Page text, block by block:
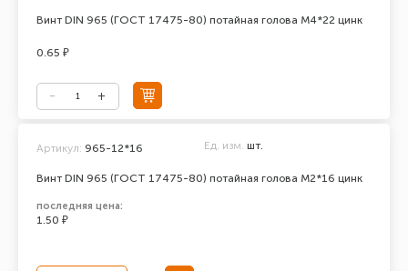
Винт DIN 965 (ГОСТ 17475-80) потайная голова М4*22 цинк
0.65 ₽
Винт DIN 965 (ГОСТ 17475-80) потайная голова М2*16 цинк
Артикул: 965-12*16 Ед. изм. шт.
последняя цена:
1.50 ₽